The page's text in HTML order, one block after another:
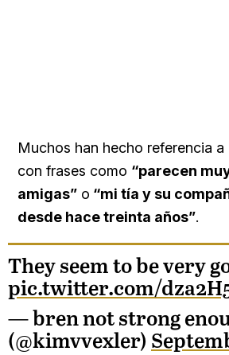
Muchos han hecho referencia
con frases como “parecen
amigas” o “mi tía y su
desde hace treinta años”.
They seem to be very
pic.twitter.com/
— bren not strong
(@kimvvexler)